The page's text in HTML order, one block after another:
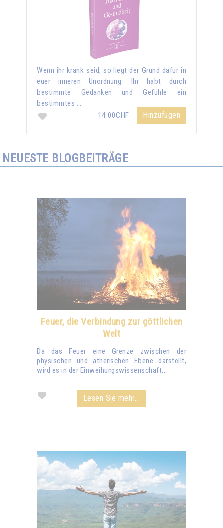
Wenn ihr krank seid, so liegt der Grund dafür in
euer inneren Unordnung. Ihr habt durch
bestimmte Gedanken und Gefühle ein
bestimmtes …
14.00CHF
Hinzufügen
NEUESTE BLOGBEITRÄGE
Feuer, die Verbindung zur göttlichen
Welt
Da das Feuer eine Grenze zwischen der
physischen und ätherischen Ebene darstellt,
wird es in der Einweihungswissenschaft...
Lesen Sie mehr...